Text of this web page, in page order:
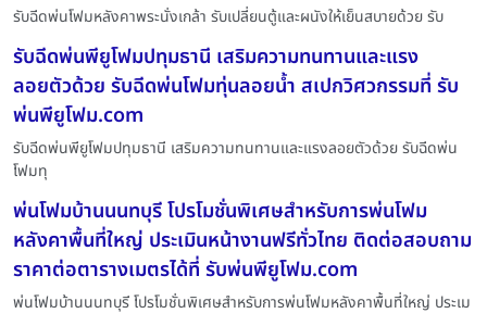
รับฉีดพ่นโฟมหลังคาพระนั่งเกล้า รับเปลี่ยนตู้และผนังให้เย็นสบายด้วย รับ
รับฉีดพ่นพียูโฟมปทุมธานี เสริมความทนทานและแรง
ลอยตัวด้วย รับฉีดพ่นโฟมทุ่นลอยน้ำ สเปกวิศวกรรมที่ รับ
พ่นพียูโฟม.com
รับฉีดพ่นพียูโฟมปทุมธานี เสริมความทนทานและแรงลอยตัวด้วย รับฉีดพ่น
โฟมทุ
พ่นโฟมบ้านนนทบุรี โปรโมชั่นพิเศษสำหรับการพ่นโฟม
หลังคาพื้นที่ใหญ่ ประเมินหน้างานฟรีทั่วไทย ติดต่อสอบถาม
ราคาต่อตารางเมตรได้ที่ รับพ่นพียูโฟม.com
พ่นโฟมบ้านนนทบุรี โปรโมชั่นพิเศษสำหรับการพ่นโฟมหลังคาพื้นที่ใหญ่ ประเม